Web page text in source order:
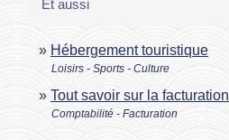
Et aussi
Hébergement touristique
Loisirs - Sports - Culture
Tout savoir sur la facturation
Comptabilité - Facturation